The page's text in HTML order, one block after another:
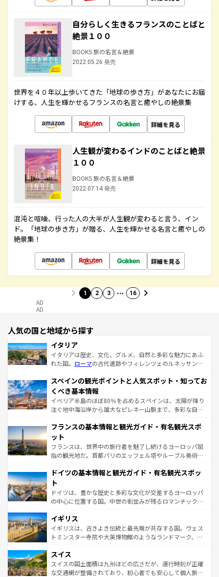
自分らしく生きるフランスのことばと
絶景１００
BOOKS 旅の名言＆絶景
2022.05.26 発売
世界を４０年以上歩いてきた「地球の歩き方」があなたにお届
けする、人生を輝かせるフランスの名言と癒やしの絶景集
詳細を見る
人生観が変わるインドのことばと絶景
１００
BOOKS 旅の名言＆絶景
2022.07.14 発売
混沌と喧噪、行った人の大半が人生観が変わると言う、イン
ド。「地球の歩き方」が贈る、人生を輝かせる名言と癒やしの
絶景集！
詳細を見る
1 2 3 … 16
AD
AD
人気の国と地域から探す
イタリア
イタリアは歴史、文化、グルメ、自然と多彩な魅力にあふ
れた国。 ローマの古代遺跡やフィレンツェのルネッサンス
ろん、トスカーナの美しい田園風景やアマルフィ海岸の絶
景など、自然景観も見逃せない。観光の合間には、本場の
ピザやパスタなど、絶品のイタリア料理を堪能することも
できる。朝目覚めてから夜眠るまで、すべての瞬間を楽し
なお、新着のイタリア情報はコンテンツ一覧を参照してほ
しい。
スペインの観光ポイントと人気スポット・知ってお
くべき基本情報
イベリア半島のほぼ80％を占めるスペインは、太陽が降り
注ぐ地中海沿岸から雄大なピレネー山脈まで、多彩な自然
文化が根付くこの国では、情熱的なフラメンコ、熱気あふ
れる闘牛、そして美味しいタパスが生活の一部となってい
る。首都マドリードの洗練された雰囲気や、バルセロナの
アートに溢れた街角から、地方では古代ローマ遺跡や中世
せる。地方によって風土や気候が異なるスペインはその個
ンテンツ一覧 を参照してほしい。
フランスの基本情報と観光ガイド・有名観光スポ
ット
フランスは、世界中の旅行者を魅了し続けるヨーロッパ屈
指の観光地だ。首都パリのエッフェル塔やルーブル美術館
で、幅広い魅力が詰まっている。華麗な宮殿、歴史的な大
聖堂、美しいビーチ、そして豊かな自然が、訪れる者を心
から魅了する。また、フランスは美食の国としても知ら
れ、フランス料理はユネスコ無形文化遺産にも登録されて
香り高いラベンダー畑など、多彩な楽しみ方が可能だ。さ
らに、パリ以外の地域にも魅力が溢れており、どの街角に
も豊かな歴史と文化が息づいている。パリ以外の個性あふ
を参照してほしい。
ドイツの基本情報と観光ガイド・有名観光スポッ
ト
ドイツは、豊かな歴史と多彩な文化が交差するヨーロッパ
の中心に位置する国。中世の街並みが残るロマンチック街
顔を持つこの国は、どこを歩いても飽きることがない。ベ
ルリンの文化的活気、バイエルン州のアルプスの絶景、そ
してライン川沿いのワイン畑といった風景は必見。ビール
は、お酒好きな人にはぜひ体験してほしい。 なお、新着の
ドイツ情報はコンテンツ一覧を参照してほしい。
イギリス
イギリスは、古きよき伝統と最先端が共存する国。ウェス
トミンスター寺院や大英博物館のようなランドマーク、歴
リアごとに異なる魅力がある。また、優雅なアフタヌーン
ティー、ビール好きにはたまらない英国パブ、サッカー観
戦など、本場だからこそできる体験も豊富。イギリスを旅
スイス
スイスの国土面積は九州ほどの広さだが、運行時刻が正確
な交通網が整備されており、初心者でも安心して個人旅行